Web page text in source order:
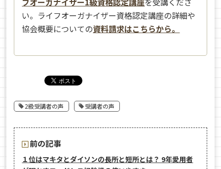
い。ライフオーガナイザー資格認定講座の詳細や
協会概要についての資料請求はこちらから。
2級受講者の声 受講者の声
前の記事
１位はマキタとダイソンの長所と短所とは？ 9年愛用者